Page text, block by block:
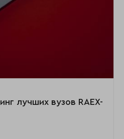
лучших вузов RAEX-